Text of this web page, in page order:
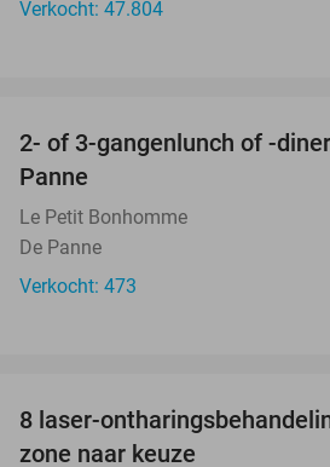
Verkocht: 47.804
2- of 3-gangenlunch of -
Panne
Le Petit Bonhomme
De Panne
Verkocht: 473
8 laser-
zone naar keuze